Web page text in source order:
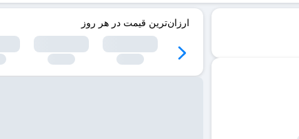
ارزان‌ترین قیمت در هر روز